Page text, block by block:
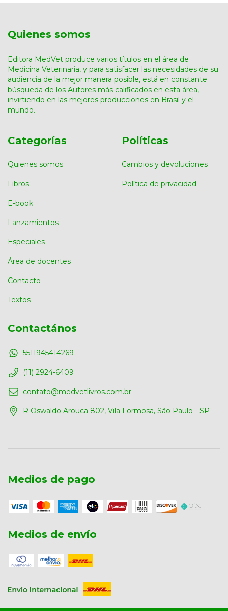
Quienes somos
Editora MedVet produce varios títulos en el área de
Medicina Veterinaria, y para satisfacer las necesidades de su
audiencia de la mejor manera posible, está en constante
búsqueda de los Autores más calificados en esta área,
invirtiendo en las mejores producciones en Brasil y el
mundo.
Categorías
Quienes somos
Libros
E-book
Lanzamientos
Especiales
Área de docentes
Contacto
Textos
Políticas
Cambios y devoluciones
Política de privacidad
Contactános
5511945414269
(11) 2924-6409
contato@medvetlivros.com.br
R Oswaldo Arouca 802, Vila Formosa, São Paulo - SP
Medios de pago
Medios de envío